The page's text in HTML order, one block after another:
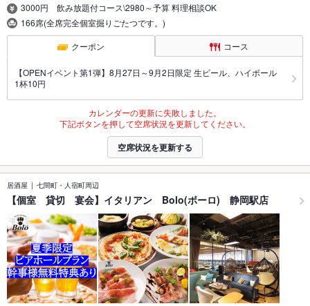
3000円 飲み放題付コース\2980～予算 料理相談OK
166席(全席完全個室掘りごたつです。)
クーポン コース
【OPENイベント第1弾】8月27日～9月2日限定 生ビール、ハイボール
1杯10円
カレンダーの更新に失敗しました。
下記ボタンを押して空席状況を更新してください。
空席状況を更新する
居酒屋 七間町・人宿町周辺
【個室 貸切 宴会】イタリアン Bolo(ボーロ) 静岡駅店